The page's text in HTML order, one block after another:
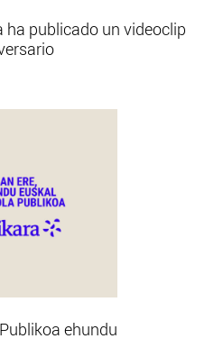
ha publicado un videoclip
ehundu